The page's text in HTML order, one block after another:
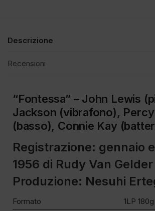
Descrizione
Recensioni
“Fontessa” – John Lewis
Jackson (vibrafono),
(basso), Connie Kay
Registrazione: gennaio
1956 di Rudy Van
Produzione: Nesuhi
Formato
1LP